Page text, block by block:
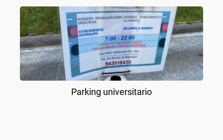
Parking universitario